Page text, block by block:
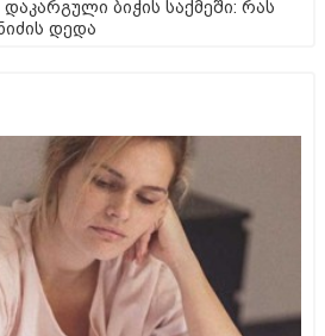
ბიჭის საქმეში: რას
დედა